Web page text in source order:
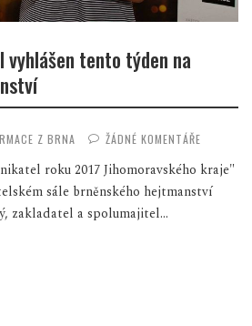
vyhlášen tento týden na
Z BRNA ŽÁDNÉ KOMENTÁŘE
roku 2017 Jihomoravského kraje"
sále brněnského hejtmanství
zakladatel a spolumajitel...